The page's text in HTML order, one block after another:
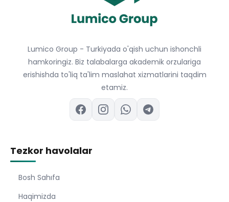
Lumico Group - Turkiyada o'qish uchun ishonchli
hamkoringiz. Biz talabalarga akademik orzulariga
erishishda to'liq ta'lim maslahat xizmatlarini taqdim
etamiz.
Tezkor havolalar
Bosh Sahıfa
Haqimizda